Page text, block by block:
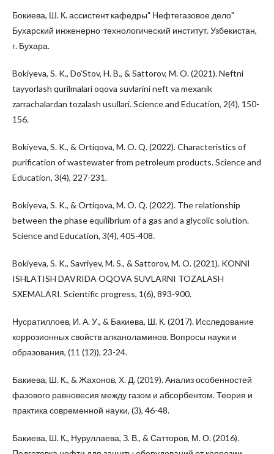
Бокиева, Ш. К. ассистент кафедры" Нефтегазовое дело"
Бухарский инженерно-технологический институт. Узбекистан,
г. Бухара.
Bokiyeva, S. K., Do’Stov, H. B., & Sattorov, M. O. (2021). Neftni
tayyorlash qurilmalari oqova suvlarini neft va mexanik
zarrachalardan tozalash usullari. Science and Education, 2(4), 150-
156.
Bokiyeva, S. K., & Ortiqova, M. O. Q. (2022). Characteristics of
purification of wastewater from petroleum products. Science and
Education, 3(4), 227-231.
Bokiyeva, S. K., & Ortiqova, M. O. Q. (2022). The relationship
between the phase equilibrium of a gas and a glycolic solution.
Science and Education, 3(4), 405-408.
Bokiyeva, S. K., Savriyev, M. S., & Sattorov, M. O. (2021). KONNI
ISHLATISH DAVRIDA OQOVA SUVLARNI TOZALASH
SXEMALARI. Scientific progress, 1(6), 893-900.
Нусратиллоев, И. А. У., & Бакиева, Ш. К. (2017). Исследование
коррозионных свойств алканоламинов. Вопросы науки и
образования, (11 (12)), 23-24.
Бакиева, Ш. К., & Жахонов, Х. Д. (2019). Анализ особенностей
фазового равновесия между газом и абсорбентом. Теория и
практика современной науки, (3), 46-48.
Бакиева, Ш. К., Нуруллаева, З. В., & Сатторов, М. О. (2016).